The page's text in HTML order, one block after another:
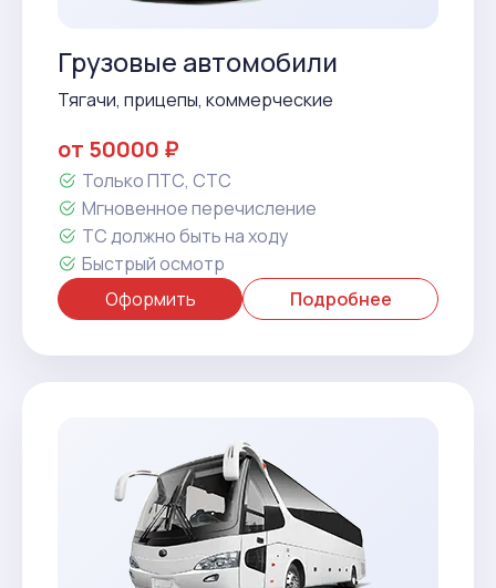
Грузовые автомобили
Тягачи, прицепы, коммерческие
от 50000 ₽
Только ПТС, СТС
Мгновенное перечисление
ТС должно быть на ходу
Быстрый осмотр
Оформить
Подробнее